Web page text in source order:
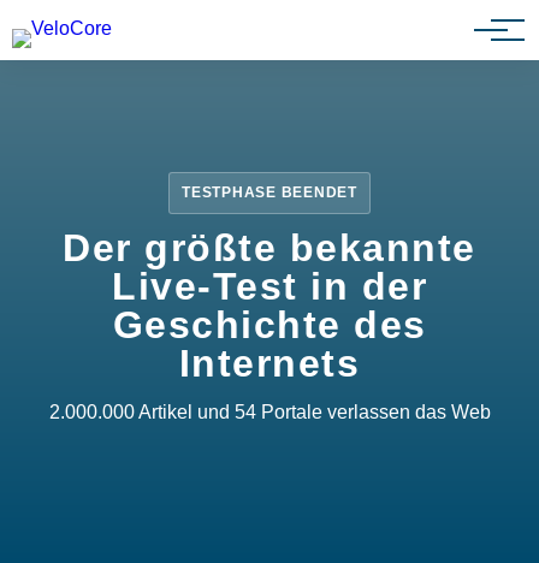
Partnerprogramm
TESTPHASE BEENDET
Der größte bekannte
Live-Test in der
Geschichte des
Internets
2.000.000 Artikel und 54 Portale verlassen das Web